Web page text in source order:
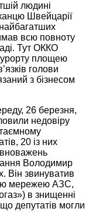
людині
Швейцарії
всю повноту
Тут ОККО
площею
голови
з бізнесом
26 березня,
недовіру
20 із них
Володимир
Він звинуватив
мережею АЗС,
в знищенні
депутатів могли